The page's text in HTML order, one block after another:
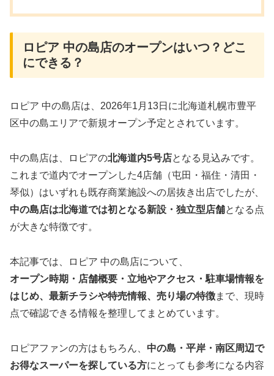
ロピア 中の島店のオープンはいつ？どこ
にできる？
ロピア 中の島店は、2026年1月13日に北海道札幌市豊平
区中の島エリアで新規オープン予定とされています。
中の島店は、ロピアの北海道内5号店となる見込みです。
これまで道内でオープンした4店舗（屯田・福住・清田・
琴似）はいずれも既存商業施設への居抜き出店でしたが、
中の島店は北海道では初となる新設・独立型店舗となる点
が大きな特徴です。
本記事では、ロピア 中の島店について、
オープン時期・店舗概要・立地やアクセス・駐車場情報を
はじめ、最新チラシや特売情報、売り場の特徴まで、現時
点で確認できる情報を整理してまとめています。
ロピアファンの方はもちろん、 中の島・平岸・南区周辺で
お得なスーパーを探している方にとっても参考になる内容